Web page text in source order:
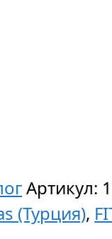
Артикул:
(Турция),